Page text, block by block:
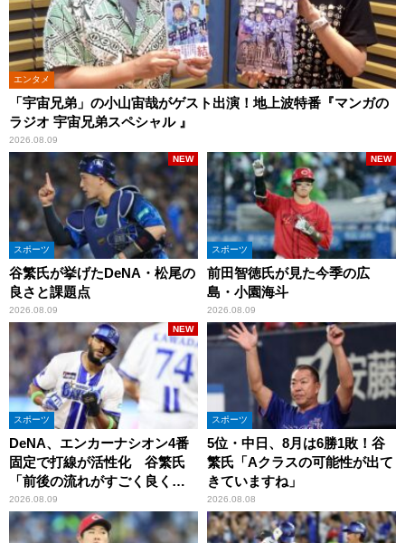
エンタメ
「宇宙兄弟」の小山宙哉がゲスト出演！地上波特番『マンガの
ラジオ 宇宙兄弟スペシャル 』
2026.08.09
スポーツ
谷繁氏が挙げたDeNA・松尾の
良さと課題点
2026.08.09
NEW
スポーツ
前田智徳氏が見た今季の広
島・小園海斗
2026.08.09
NEW
スポーツ
DeNA、エンカーナシオン4番
固定で打線が活性化 谷繁氏
「前後の流れがすごく良くな
りましたね」
2026.08.09
NEW
スポーツ
5位・中日、8月は6勝1敗！谷
繁氏「Aクラスの可能性が出て
きていますね」
2026.08.08